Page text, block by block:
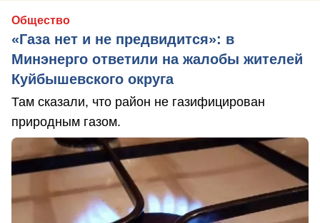
Общество
«Газа нет и не предвидится»: в
Минэнерго ответили на жалобы жителей
Куйбышевского округа
Там сказали, что район не газифицирован
природным газом.